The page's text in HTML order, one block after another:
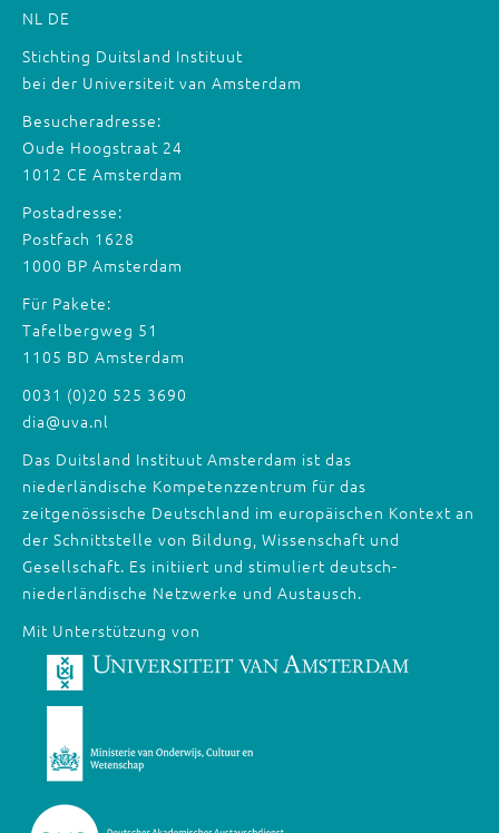
NL DE
Stichting Duitsland Instituut
bei der Universiteit van Amsterdam
Besucheradresse:
Oude Hoogstraat 24
1012 CE Amsterdam
Postadresse:
Postfach 1628
1000 BP Amsterdam
Für Pakete:
Tafelbergweg 51
1105 BD Amsterdam
0031 (0)20 525 3690
dia@uva.nl
Das Duitsland Instituut Amsterdam ist das
niederländische Kompetenzzentrum für das
zeitgenössische Deutschland im europäischen Kontext an
der Schnittstelle von Bildung, Wissenschaft und
Gesellschaft. Es initiiert und stimuliert deutsch-
niederländische Netzwerke und Austausch.
Mit Unterstützung von